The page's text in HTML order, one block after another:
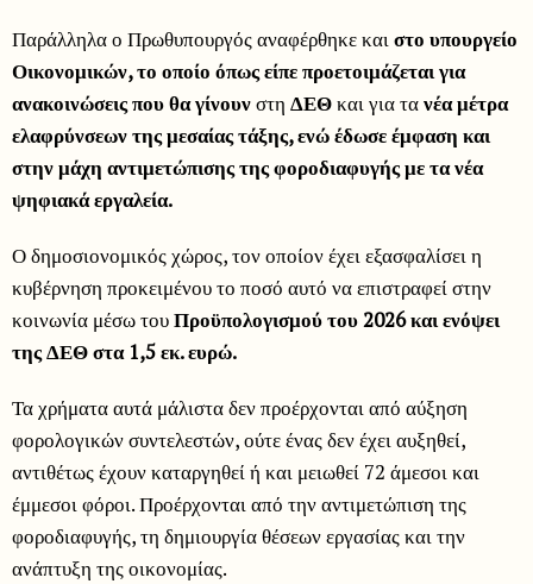
Παράλληλα ο Πρωθυπουργός αναφέρθηκε καιστο υπουργείο
Οικονομικών, το οποίο όπως είπε προετοιμάζεται για
ανακοινώσεις που θα γίνουνστη ΔΕΘκαι για τανέα μέτρα
ελαφρύνσεων της μεσαίας τάξης, ενώ έδωσε έμφαση και
στην μάχη αντιμετώπισης της φοροδιαφυγής με τα νέα
ψηφιακά εργαλεία.
Ο δημοσιονομικός χώρος, τον οποίον έχει εξασφαλίσει η
κυβέρνηση προκειμένου το ποσό αυτό να επιστραφεί στην
κοινωνία μέσω τουΠροϋπολογισμού του 2026 και ενόψει
της ΔΕΘ στα 1,5 εκ. ευρώ.
Τα χρήματα αυτά μάλιστα δεν προέρχονται από αύξηση
φορολογικών συντελεστών, ούτε ένας δεν έχει αυξηθεί,
αντιθέτως έχουν καταργηθεί ή και μειωθεί 72 άμεσοι και
έμμεσοι φόροι. Προέρχονται από την αντιμετώπιση της
φοροδιαφυγής, τη δημιουργία θέσεων εργασίας και την
ανάπτυξη της οικονομίας.